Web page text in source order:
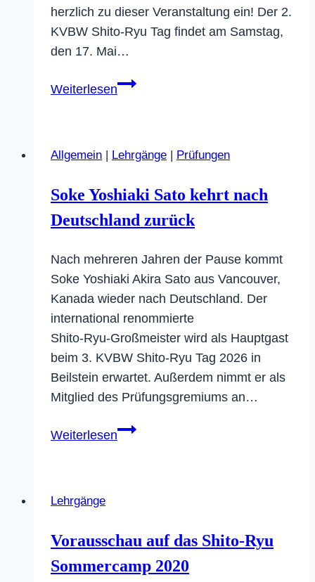
herzlich zu dieser Veranstaltung ein! Der 2.
KVBW Shito-Ryu Tag findet am Samstag,
den 17. Mai…
WeiterlesenAnkündigung:
Tag
17.05.
in
Allgemein | Lehrgänge | Prüfungen
Soke Yoshiaki Sato kehrt nach
Deutschland zurück
Nach mehreren Jahren der Pause kommt
Soke Yoshiaki Akira Sato aus Vancouver,
Kanada wieder nach Deutschland. Der
international renommierte
Shito‑Ryu‑Großmeister wird als Hauptgast
beim 3. KVBW Shito‑Ryu Tag 2026 in
Beilstein erwartet. Außerdem nimmt er als
Mitglied des Prüfungsgremiums an…
WeiterlesenSoke
zurück
Lehrgänge
Vorausschau auf das Shito-Ryu
Sommercamp 2020